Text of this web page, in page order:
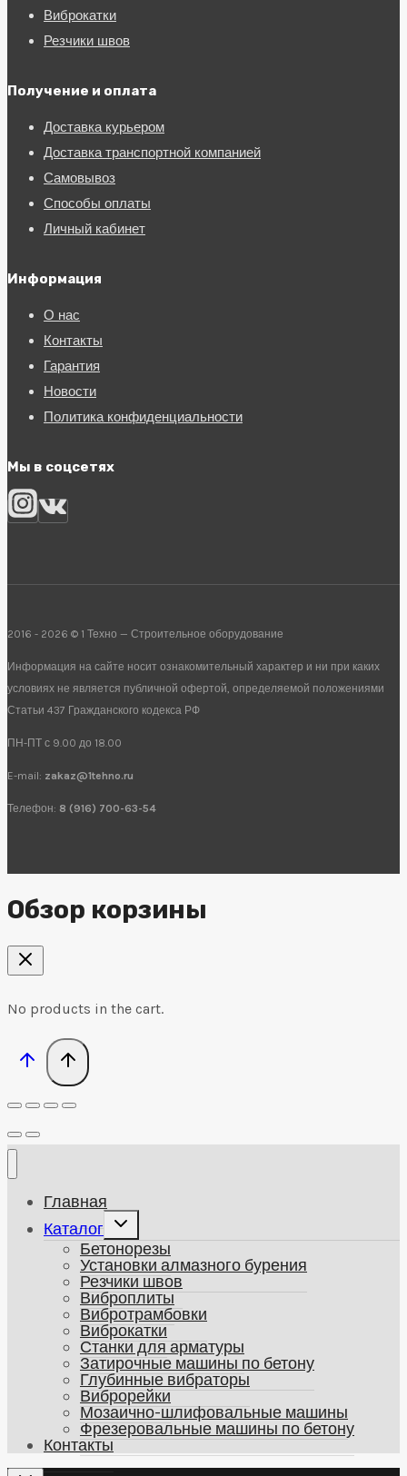
Виброкатки
Резчики швов
Получение и оплата
Доставка курьером
Доставка транспортной компанией
Самовывоз
Способы оплаты
Личный кабинет
Информация
О нас
Контакты
Гарантия
Новости
Политика конфиденциальности
Мы в соцсетях
2016 - 2026 © 1 Техно — Строительное оборудование
Информация на сайте носит ознакомительный характер и ни при каких
условиях не является публичной офертой, определяемой положениями
Статьи 437 Гражданского кодекса РФ
ПН-ПТ с 9.00 до 18.00
E-mail: zakaz@1tehno.ru
Телефон: 8 (916) 700-63-54
Обзор корзины
No products in the cart.
Главная
Каталог
Развернуть
дочернее
меню
Бетонорезы
Установки алмазного бурения
Резчики швов
Виброплиты
Вибротрамбовки
Виброкатки
Станки для арматуры
Затирочные машины по бетону
Глубинные вибраторы
Виброрейки
Мозаично-шлифовальные машины
Фрезеровальные машины по бетону
Контакты